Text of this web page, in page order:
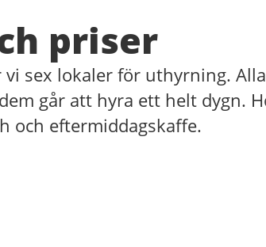
priser
sex lokaler för uthyrning.
går att hyra ett helt dygn.
och eftermiddagskaffe.